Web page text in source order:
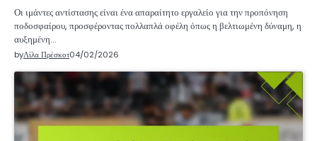
Οι ιμάντες αντίστασης είναι ένα απαραίτητο εργαλείο για την προπόνηση
ποδοσφαίρου, προσφέροντας πολλαπλά οφέλη όπως η βελτιωμένη δύναμη, η
αυξημένη…
byΛίλα Πρέσκοτ04/02/2026